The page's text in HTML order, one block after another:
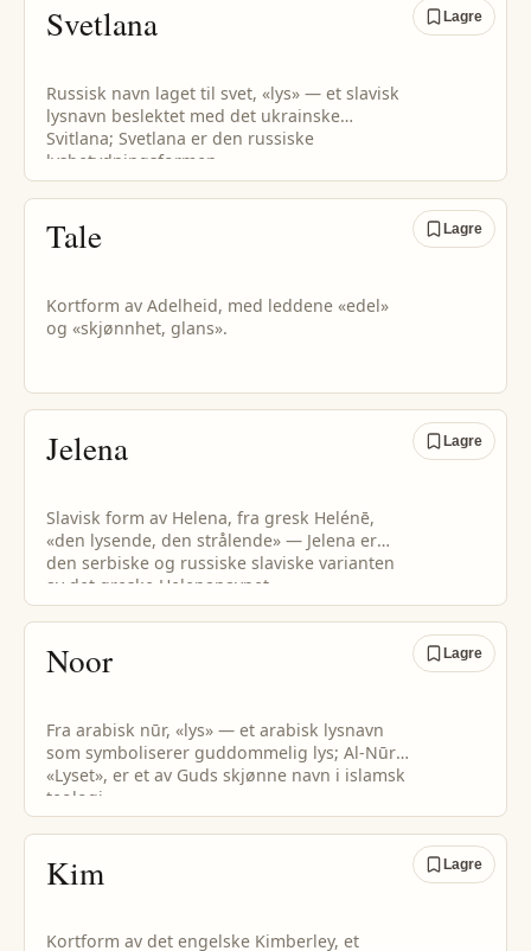
Svetlana
Russisk navn laget til svet, «lys» — et slavisk
lysnavn beslektet med det ukrainske
Svitlana; Svetlana er den russiske
lysbetydningsformen.
Lagre
Tale
Kortform av Adelheid, med leddene «edel»
og «skjønnhet, glans».
Lagre
Jelena
Slavisk form av Helena, fra gresk Helénē,
«den lysende, den strålende» — Jelena er
den serbiske og russiske slaviske varianten
av det greske Helenanavnet.
Lagre
Noor
Fra arabisk nūr, «lys» — et arabisk lysnavn
som symboliserer guddommelig lys; Al-Nūr,
«Lyset», er et av Guds skjønne navn i islamsk
teologi.
Lagre
Kim
Kortform av det engelske Kimberley, et
Lagre